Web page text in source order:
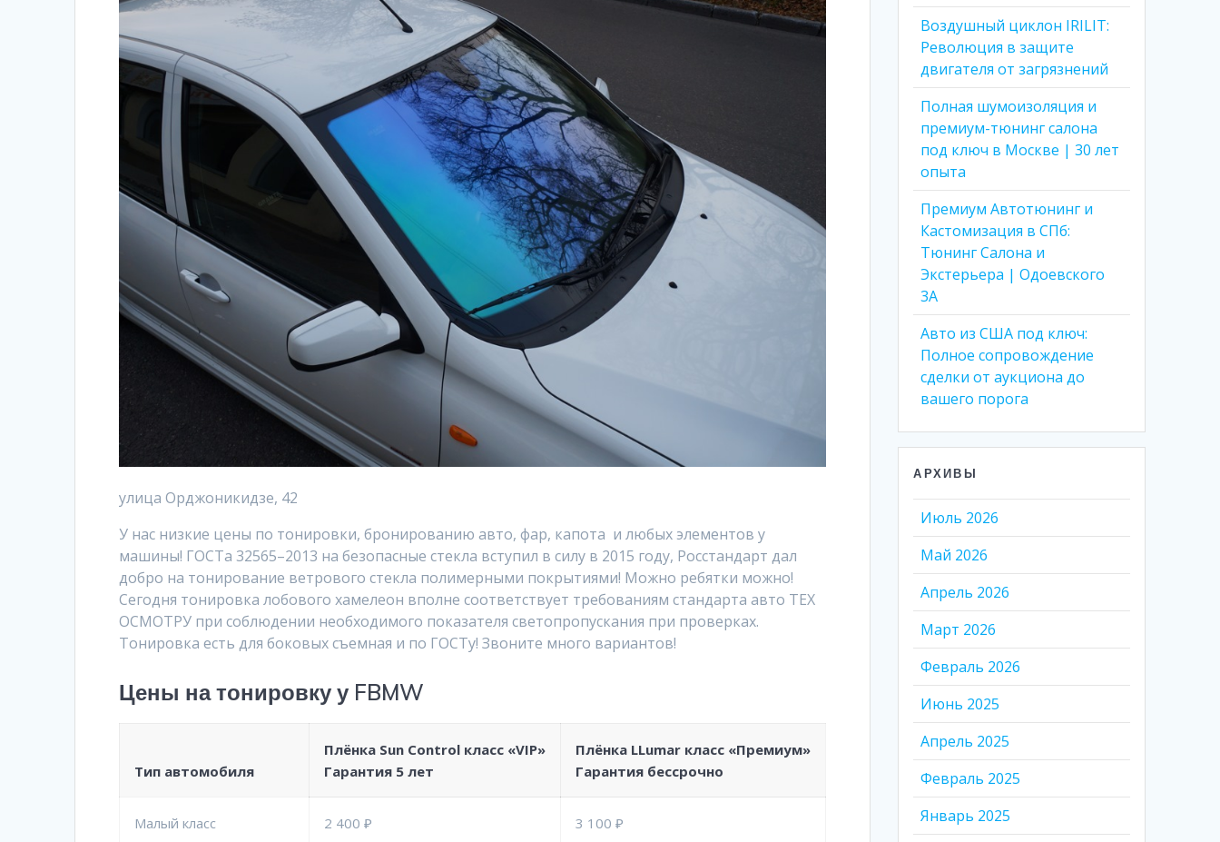
улица Орджоникидзе, 42
У нас низкие цены по тонировки, бронированию авто, фар, капота и любых элементов у
машины! ГОСТа 32565–2013 на безопасные стекла вступил в силу в 2015 году, Росстандарт дал
добро на тонирование ветрового стекла полимерными покрытиями! Можно ребятки можно!
Сегодня тонировка лобового хамелеон вполне соответствует требованиям стандарта авто ТЕХ
ОСМОТРУ при соблюдении необходимого показателя светопропускания при проверках.
Тонировка есть для боковых съемная и по ГОСТу! Звоните много вариантов!
Цены на тонировку у FBMW
Тип автомобиля
Плёнка Sun Control класс «VIP»
Гарантия 5 лет
Плёнка LLumar класс «Премиум»
Гарантия бессрочно
Малый класс 2 400 ₽ 3 100 ₽
Воздушный циклон IRILIT:
Революция в защите
двигателя от загрязнений
Полная шумоизоляция и
премиум-тюнинг салона
под ключ в Москве | 30 лет
опыта
Премиум Автотюнинг и
Кастомизация в СПб:
Тюнинг Салона и
Экстерьера | Одоевского
3А
Авто из США под ключ:
Полное сопровождение
сделки от аукциона до
вашего порога
АРХИВЫ
Июль 2026
Май 2026
Апрель 2026
Март 2026
Февраль 2026
Июнь 2025
Апрель 2025
Февраль 2025
Январь 2025